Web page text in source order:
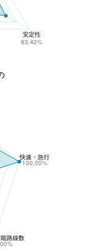
安定性
63.42%
路線数
快速・急行
100.00%